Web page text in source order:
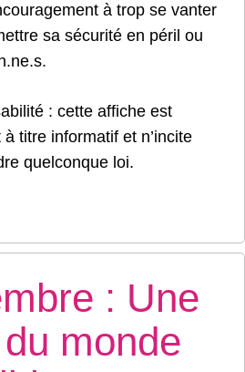
à trop se vanter
sa sécurité en péril ou
: cette affiche est
titre informatif et n’incite
quelconque loi.
: Une
monde